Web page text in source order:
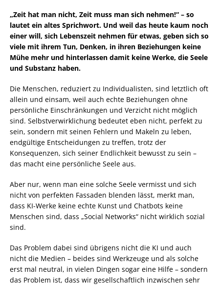
„Zeit hat man nicht, Zeit muss man sich nehmen!“ – so
lautet ein altes Sprichwort. Und weil das heute kaum noch
einer will, sich Lebenszeit nehmen für etwas, geben sich so
viele mit ihrem Tun, Denken, in ihren Beziehungen keine
Mühe mehr und hinterlassen damit keine Werke, die Seele
und Substanz haben.
Die Menschen, reduziert zu Individualisten, sind letztlich oft
allein und einsam, weil auch echte Beziehungen ohne
persönliche Einschränkungen und Verzicht nicht möglich
sind. Selbstverwirklichung bedeutet eben nicht, perfekt zu
sein, sondern mit seinen Fehlern und Makeln zu leben,
endgültige Entscheidungen zu treffen, trotz der
Konsequenzen, sich seiner Endlichkeit bewusst zu sein –
das macht eine persönliche Seele aus.
Aber nur, wenn man eine solche Seele vermisst und sich
nicht von perfekten Fassaden blenden lässt, merkt man,
dass KI-Werke keine echte Kunst und Chatbots keine
Menschen sind, dass „Social Networks“ nicht wirklich sozial
sind.
Das Problem dabei sind übrigens nicht die KI und auch
nicht die Medien – beides sind Werkzeuge und als solche
erst mal neutral, in vielen Dingen sogar eine Hilfe – sondern
das Problem ist, dass wir gesellschaftlich inzwischen sehr